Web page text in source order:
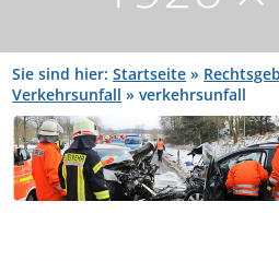
Sie sind hier:Startseite »
Verkehrsunfall »verkehrsunfall